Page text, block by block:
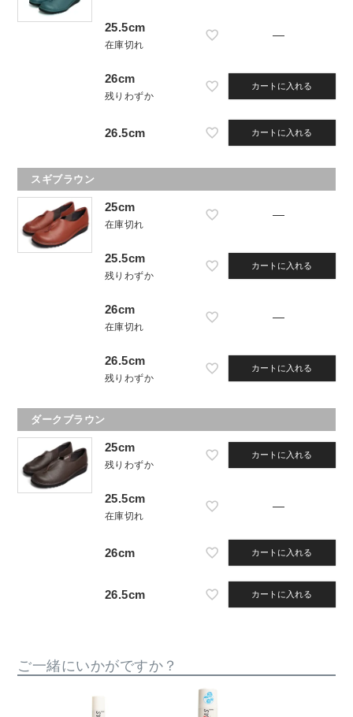
25.5cm
在庫切れ
—
26cm
残りわずか
カートに入れる
26.5cm カートに入れる
スギブラウン
25cm
在庫切れ
—
25.5cm
残りわずか
カートに入れる
26cm
在庫切れ
—
26.5cm
残りわずか
カートに入れる
ダークブラウン
25cm
残りわずか
カートに入れる
25.5cm
在庫切れ
—
26cm カートに入れる
26.5cm カートに入れる
ご一緒にいかがですか？